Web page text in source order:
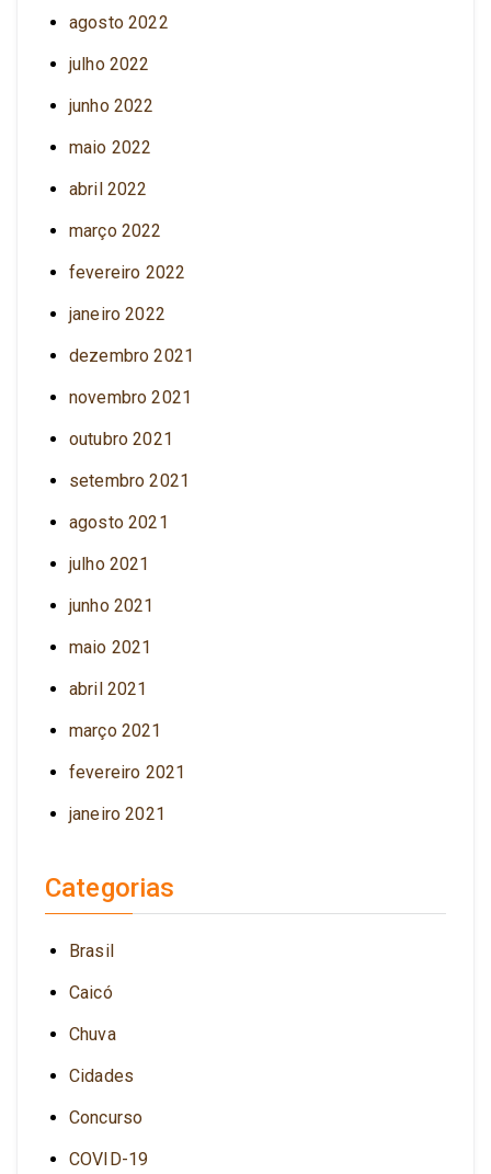
agosto 2022
julho 2022
junho 2022
maio 2022
abril 2022
março 2022
fevereiro 2022
janeiro 2022
dezembro 2021
novembro 2021
outubro 2021
setembro 2021
agosto 2021
julho 2021
junho 2021
maio 2021
abril 2021
março 2021
fevereiro 2021
janeiro 2021
Categorias
Brasil
Caicó
Chuva
Cidades
Concurso
COVID-19